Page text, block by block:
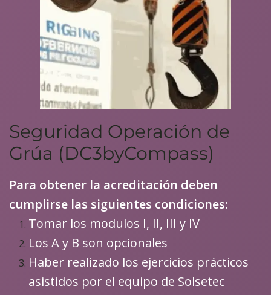
Seguridad Operación de
Grúa (DC3byCompass)
Para obtener la acreditación deben
cumplirse las siguientes condiciones:
Tomar los modulos I, II, III y IV
Los A y B son opcionales
Haber realizado los ejercicios prácticos
asistidos por el equipo de Solsetec